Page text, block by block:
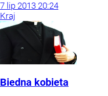
7 lip 2013 20:24
Kraj
Biedna kobieta